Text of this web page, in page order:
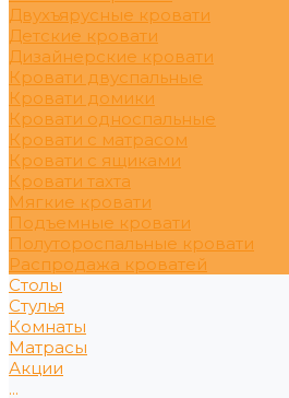
Двухъярусные кровати
Детские кровати
Дизайнерские кровати
Кровати двуспальные
Кровати домики
Кровати односпальные
Кровати с матрасом
Кровати с ящиками
Кровати тахта
Мягкие кровати
Подъемные кровати
Полутороспальные кровати
Распродажа кроватей
Столы
Стулья
Комнаты
Матрасы
Акции
...